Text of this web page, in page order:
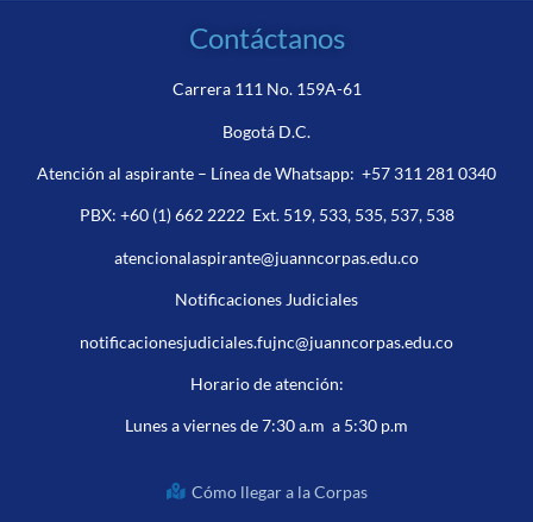
Contáctanos
Carrera 111 No. 159A-61
Bogotá D.C.
Atención al aspirante – Línea de Whatsapp: +57 311 281 0340
PBX: +60 (1) 662 2222Ext. 519, 533, 535, 537, 538
atencionalaspirante@juanncorpas.edu.co
Notificaciones Judiciales
notificacionesjudiciales.fujnc@juanncorpas.edu.co
Horario de atención:
Lunes a viernes de 7:30 a.m a 5:30 p.m
Cómo llegar a la Corpas